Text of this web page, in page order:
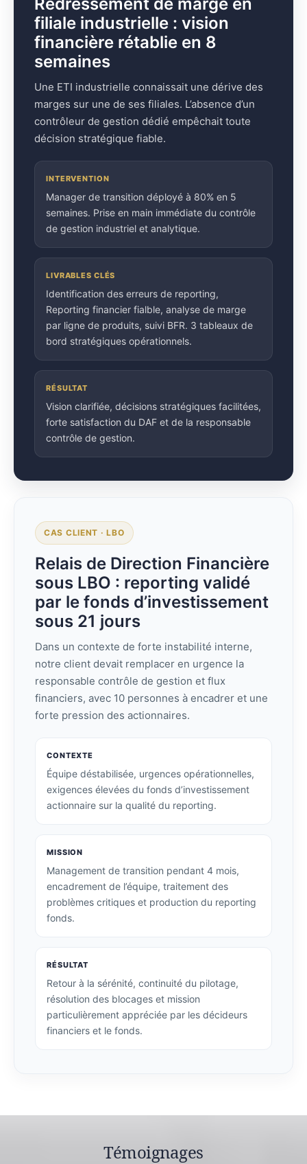
filiale industrielle : vision
financière rétablie en 8
semaines
Une ETI industrielle connaissait une dérive des
marges sur une de ses filiales. L’absence d’un
contrôleur de gestion dédié empêchait toute
décision stratégique fiable.
INTERVENTION
Manager de transition déployé à 80% en 5
semaines. Prise en main immédiate du contrôle
de gestion industriel et analytique.
LIVRABLES CLÉS
Identification des erreurs de reporting,
Reporting financier fialble, analyse de marge
par ligne de produits, suivi BFR. 3 tableaux de
bord stratégiques opérationnels.
RÉSULTAT
Vision clarifiée, décisions stratégiques facilitées,
forte satisfaction du DAF et de la responsable
contrôle de gestion.
CAS CLIENT · LBO
Relais de Direction Financière
sous LBO : reporting validé
par le fonds d’investissement
sous 21 jours
Dans un contexte de forte instabilité interne,
notre client devait remplacer en urgence la
responsable contrôle de gestion et flux
financiers, avec 10 personnes à encadrer et une
forte pression des actionnaires.
CONTEXTE
Équipe déstabilisée, urgences opérationnelles,
exigences élevées du fonds d’investissement
actionnaire sur la qualité du reporting.
MISSION
Management de transition pendant 4 mois,
encadrement de l’équipe, traitement des
problèmes critiques et production du reporting
fonds.
RÉSULTAT
Retour à la sérénité, continuité du pilotage,
résolution des blocages et mission
particulièrement appréciée par les décideurs
financiers et le fonds.
Témoignages